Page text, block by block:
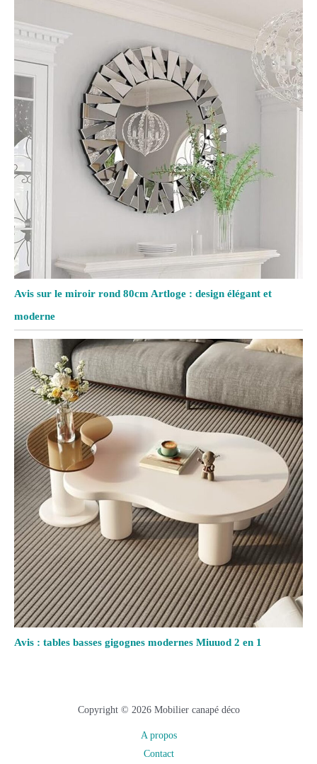
Avis sur le miroir rond 80cm Artloge : design élégant et
moderne
Avis : tables basses gigognes modernes Miuuod 2 en 1
Copyright © 2026 Mobilier canapé déco
A propos
Contact